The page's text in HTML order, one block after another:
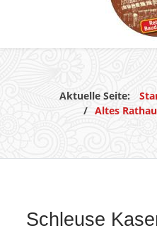
Aktuelle Seite:
Altes
Schleuse